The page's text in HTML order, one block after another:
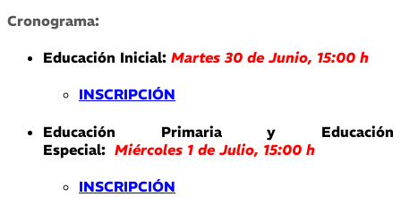
Cronograma:
Educación Inicial: Martes 30 de Junio, 15:00 h
INSCRIPCIÓN
Educación Primaria y Educación
Especial: Miércoles 1 de Julio, 15:00 h
INSCRIPCIÓN